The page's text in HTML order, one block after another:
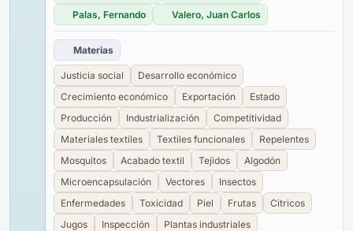
Palas, Fernando
Valero, Juan Carlos
Materias
Justicia social
Desarrollo económico
Crecimiento económico
Exportación
Estado
Producción
Industrialización
Competitividad
Materiales textiles
Textiles funcionales
Repelentes
Mosquitos
Acabado textil Tejidos
Algodón
Microencapsulación
Vectores
Insectos
Enfermedades
Toxicidad Piel Frutas
Citricos
Jugos
Inspección
Plantas industriales